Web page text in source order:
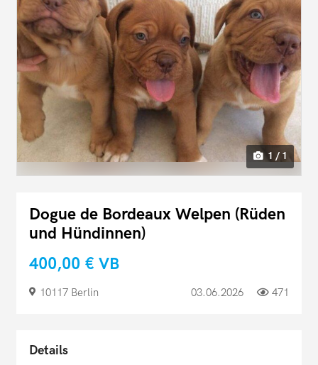
1 / 1
Dogue de Bordeaux Welpen (Rüden
und Hündinnen)
400,00 € VB
10117 Berlin 03.06.2026 471
Details